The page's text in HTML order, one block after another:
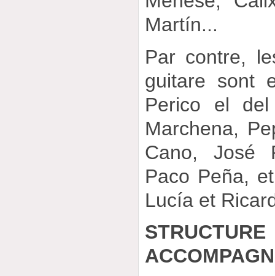
Martín...
Par contre,
guitare sont
Perico el
Marchena,
Cano, José
Paco Peña,
Lucía et